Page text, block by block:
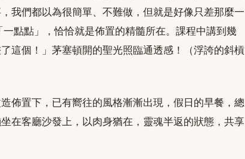
我們都以為很簡單、不難做，但就是好像只差那麼一
點點」，恰恰就是佈置的精髓所在。課程中講到幾
這個！」茅塞頓開的聖光照臨通透感！（浮誇的斜槓
佈置下，已有嚮往的風格漸漸出現，假日的早餐，總
在客廳沙發上，以肉身猶在，靈魂半返的狀態，共享